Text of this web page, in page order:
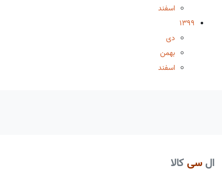
اسفند
1399
دی
بهمن
اسفند
ال سی کالا